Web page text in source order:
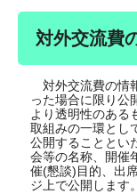
対外交流費
対外交流費の情
った場合に限り公
より透明性のある
取組みの一環とし
公開することとい
会等の名称、開催
催(懇談)目的、出
ジ上で公開します。